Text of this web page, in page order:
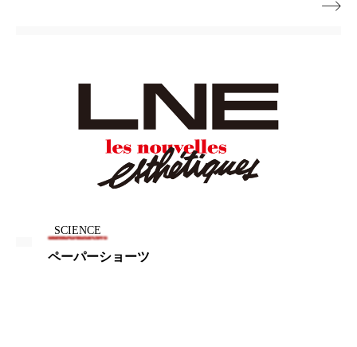
SCIENCE
ペーパーショーツ
